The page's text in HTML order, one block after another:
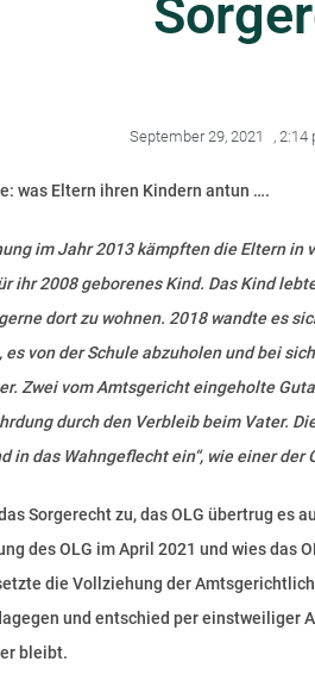
September 29, 2021 2:14
was Eltern ihren Kindern antun ….
im Jahr 2013 kämpften die Eltern in
ihr 2008 geborenes Kind. Das Kind
dort zu wohnen. 2018 wandte es
von der Schule abzuholen und bei
Zwei vom Amtsgericht eingeholte
durch den Verbleib beim Vater.
in das Wahngeflecht ein“, wie einer
Sorgerecht zu, das OLG übertrug
des OLG im April 2021 und wies das
die Vollziehung der
und entschied per einstweiliger
bleibt.